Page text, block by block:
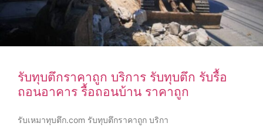
รับทุบตึกราคาถูก บริการ รับทุบตึก รับรื้อ
ถอนอาคาร รื้อถอนบ้าน ราคาถูก
รับเหมาทุบตึก.com รับทุบตึกราคาถูก บริกา